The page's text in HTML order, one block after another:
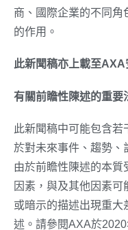
商、國際企業的不同角
的作用。
此新聞稿亦上載至AXA
有關前瞻性陳述的重要
此新聞稿中可能包含若
於對未來事件、趨勢、
由於前瞻性陳述的本質
因素，與及其他因素
或暗示的描述出現重大
述。請參閱AXA於